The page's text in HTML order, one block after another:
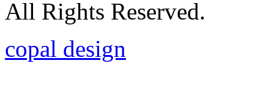
All Rights Reserved.
copal design